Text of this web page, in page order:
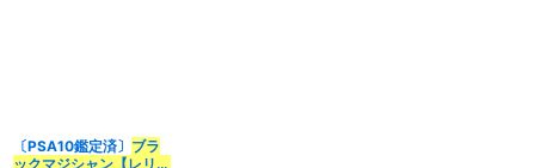
〔PSA10鑑定済〕 ブラ
ックマジシャン【レリー